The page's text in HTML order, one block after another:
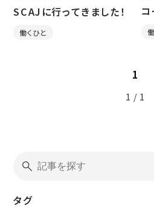
SCAJに行ってきました！
働くひと
1
1 / 1
タグ